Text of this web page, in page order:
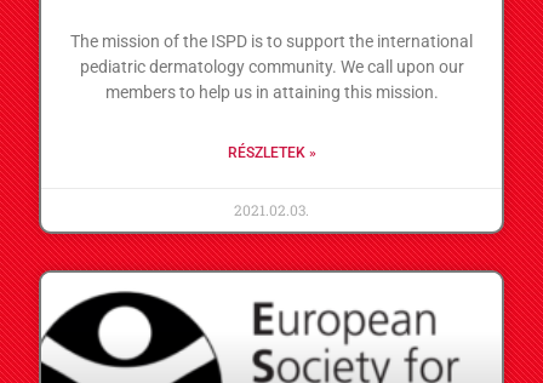
The mission of the ISPD is to support the international
pediatric dermatology community. We call upon our
members to help us in attaining this mission.
RÉSZLETEK »
2021.02.03.